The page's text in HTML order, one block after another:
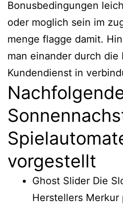
Bonusbedingungen
oder moglich sein im
menge flagge damit.
man einander durch die
Kundendienst in
vorgestellt
Ghost Slider Die
Herstellers